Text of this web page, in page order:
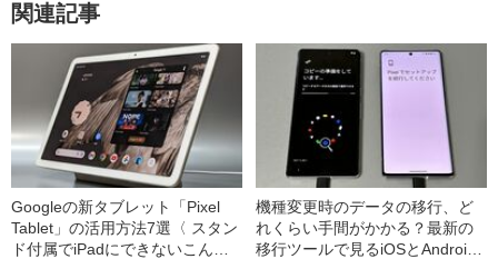
関連記事
Googleの新タブレット「Pixel
Tablet」の活用方法7選〈 スタン
ド付属でiPadにできないこんな
機種変更時のデータの移行、ど
れくらい手間がかかる？最新の
移行ツールで見るiOSとAndroid